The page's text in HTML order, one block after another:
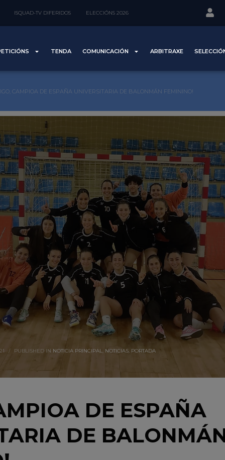
ISQUAD-TV DIFERIDOS ELECCIÓNS 2026
TENDA COMUNICACIÓN ARBITRAXE
CAMPIOA DE ESPAÑA UNIVERSITARIA DE BALONMÁN FEMININO!
/ PUBLISHED IN NOTICIA PRINCIPAL NOTICIAS PORTADA
DE ESPAÑA
DE